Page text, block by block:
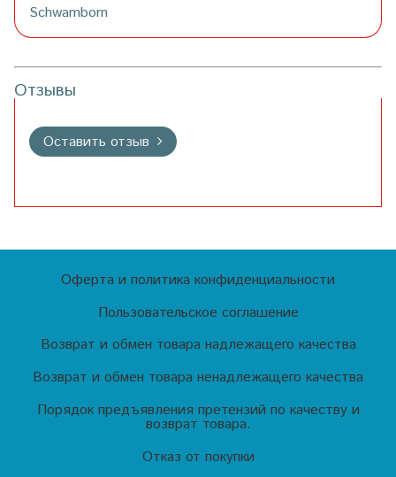
Schwamborn
Отзывы
Оставить отзыв
Оферта и политика конфиденциальности
Пользовательское соглашение
Возврат и обмен товара надлежащего качества
Возврат и обмен товара ненадлежащего качества
Порядок предъявления претензий по качеству и
возврат товара.
Отказ от покупки